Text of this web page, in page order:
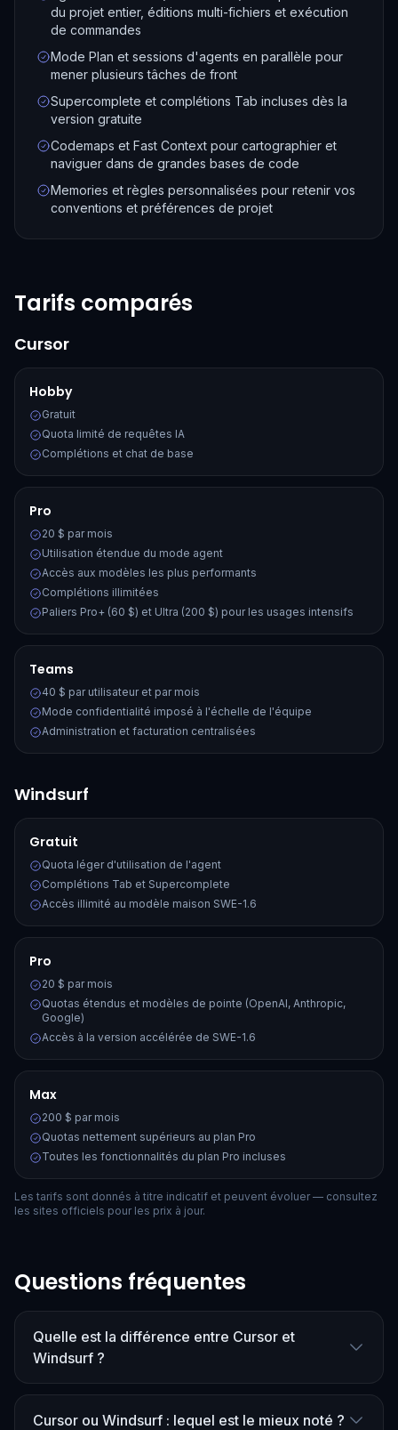
du projet entier, éditions multi-fichiers et exécution
de commandes
Mode Plan et sessions d'agents en parallèle pour
mener plusieurs tâches de front
Supercomplete et complétions Tab incluses dès la
version gratuite
Codemaps et Fast Context pour cartographier et
naviguer dans de grandes bases de code
Memories et règles personnalisées pour retenir vos
conventions et préférences de projet
Tarifs comparés
Cursor
Hobby
Gratuit
Quota limité de requêtes IA
Complétions et chat de base
Pro
20 $ par mois
Utilisation étendue du mode agent
Accès aux modèles les plus performants
Complétions illimitées
Paliers Pro+ (60 $) et Ultra (200 $) pour les usages intensifs
Teams
40 $ par utilisateur et par mois
Mode confidentialité imposé à l'échelle de l'équipe
Administration et facturation centralisées
Windsurf
Gratuit
Quota léger d'utilisation de l'agent
Complétions Tab et Supercomplete
Accès illimité au modèle maison SWE-1.6
Pro
20 $ par mois
Quotas étendus et modèles de pointe (OpenAI, Anthropic,
Google)
Accès à la version accélérée de SWE-1.6
Max
200 $ par mois
Quotas nettement supérieurs au plan Pro
Toutes les fonctionnalités du plan Pro incluses
Les tarifs sont donnés à titre indicatif et peuvent évoluer — consultez
les sites officiels pour les prix à jour.
Questions fréquentes
Quelle est la différence entre Cursor et
Windsurf ?
Cursor ou Windsurf : lequel est le mieux noté ?